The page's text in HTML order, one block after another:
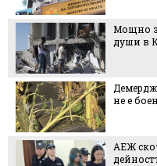
Мощно
души в
не е боен
АЕЖ